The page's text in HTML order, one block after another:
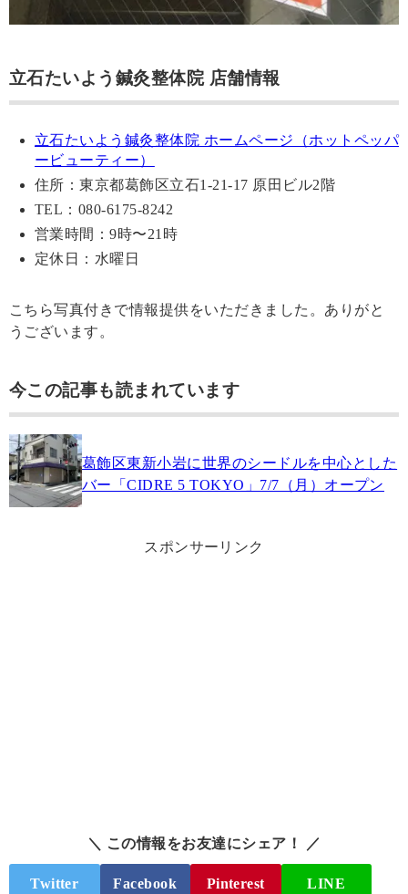
立石たいよう鍼灸整体院 店舗情報
立石たいよう鍼灸整体院 ホームページ（ホットペッパ
ービューティー）
住所：東京都葛飾区立石1-21-17 原田ビル2階
TEL：080-6175-8242
営業時間：9時〜21時
定休日：水曜日
こちら写真付きで情報提供をいただきました。ありがと
うございます。
今この記事も読まれています
葛飾区東新小岩に世界のシードルを中心とした
バー「CIDRE 5 TOKYO」7/7（月）オープン
スポンサーリンク
＼ この情報をお友達にシェア！ ／
Twitter Facebook Pinterest LINE